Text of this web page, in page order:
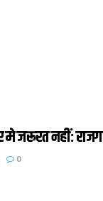
मे जरूरत नहीं: राजग
0